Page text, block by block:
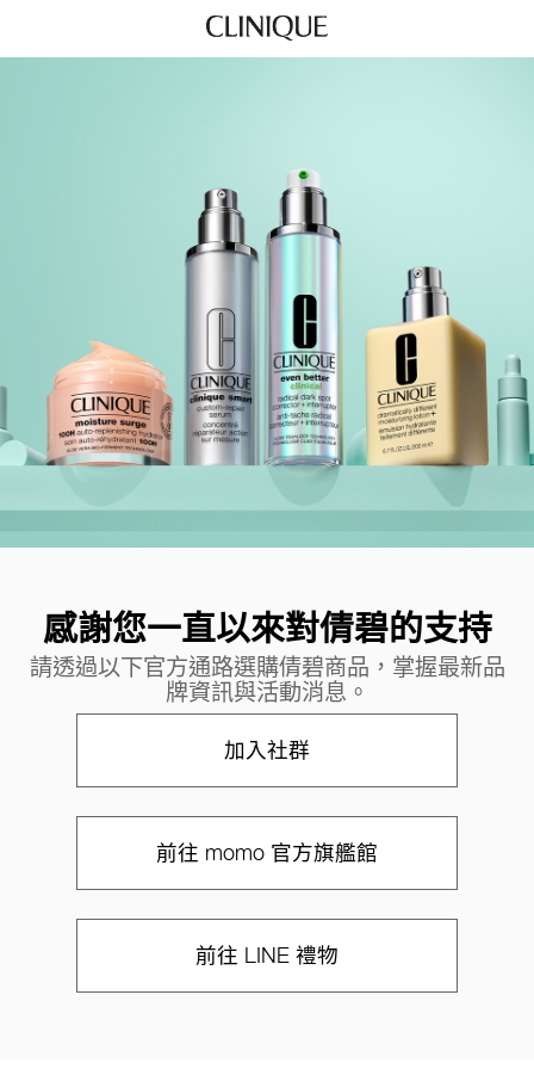
感謝您一直以來對倩碧的支持
請透過以下官方通路選購倩碧商品，掌握最新品
牌資訊與活動消息。
加入社群
前往 momo 官方旗艦館
前往 LINE 禮物